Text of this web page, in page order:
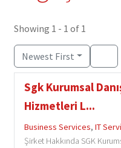
Showing 1 - 1 of 1
Newest First
Sgk Kurumsal
Hizmetleri L...
Business Services, IT
Şirket Hakkında SGK